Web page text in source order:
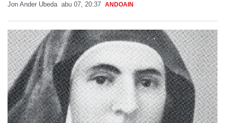
Jon Ander Ubeda abu 07, 20:37 ANDOAIN